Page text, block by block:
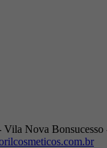
Vila Nova Bonsucesso